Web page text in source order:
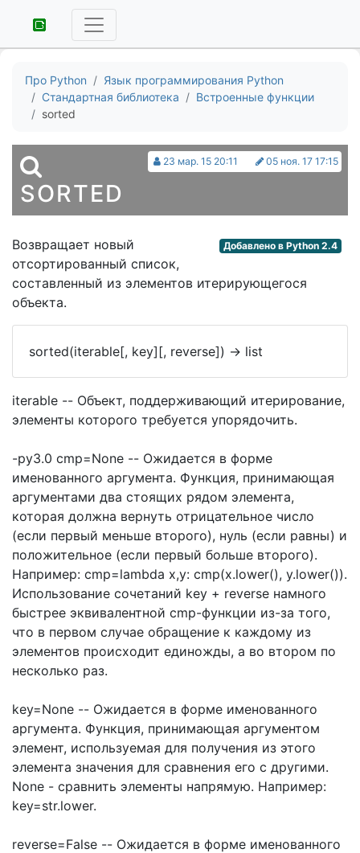
Про Python
Язык программирования Python
Стандартная библиотека
Встроенные функции
sorted
23 мар. 15 20:11 05 ноя. 17 17:15
SORTED
Добавлено в Python 2.4
Возвращает новый
отсортированный список,
составленный из элементов итерирующегося
объекта.
sorted(iterable[, key][, reverse]) -> list
iterable -- Объект, поддерживающий итерирование,
элементы которого требуется упорядочить.
-py3.0 cmp=None -- Ожидается в форме
именованного аргумента. Функция, принимающая
аргументами два стоящих рядом элемента,
которая должна вернуть отрицательное число
(если первый меньше второго), нуль (если равны) и
положительное (если первый больше второго).
Например: cmp=lambda x,y: cmp(x.lower(), y.lower()).
Использование сочетаний key + reverse намного
быстрее эквивалентной cmp-функции из-за того,
что в первом случае обращение к каждому из
элементов происходит единожды, а во втором по
несколько раз.
key=None -- Ожидается в форме именованного
аргумента. Функция, принимающая аргументом
элемент, используемая для получения из этого
элемента значения для сравнения его с другими.
None - сравнить элементы напрямую. Например:
key=str.lower.
reverse=False -- Ожидается в форме именованного